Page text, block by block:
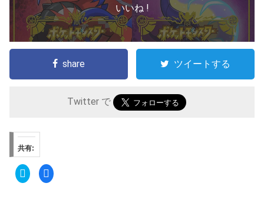
いいね !
share ツイートする
Twitter で
共有:
ク
リ
F
a